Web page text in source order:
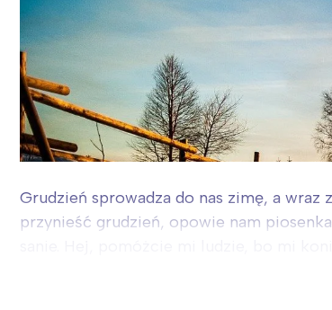
Grudzień sprowadza do nas zimę, a
przynieść grudzień, opowie nam